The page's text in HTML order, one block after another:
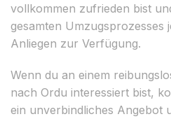
vollkommen zufrieden bist
gesamten Umzugsprozesses
Anliegen zur Verfügung.
Wenn du an einem
nach Ordu interessiert bist,
ein unverbindliches Angebot